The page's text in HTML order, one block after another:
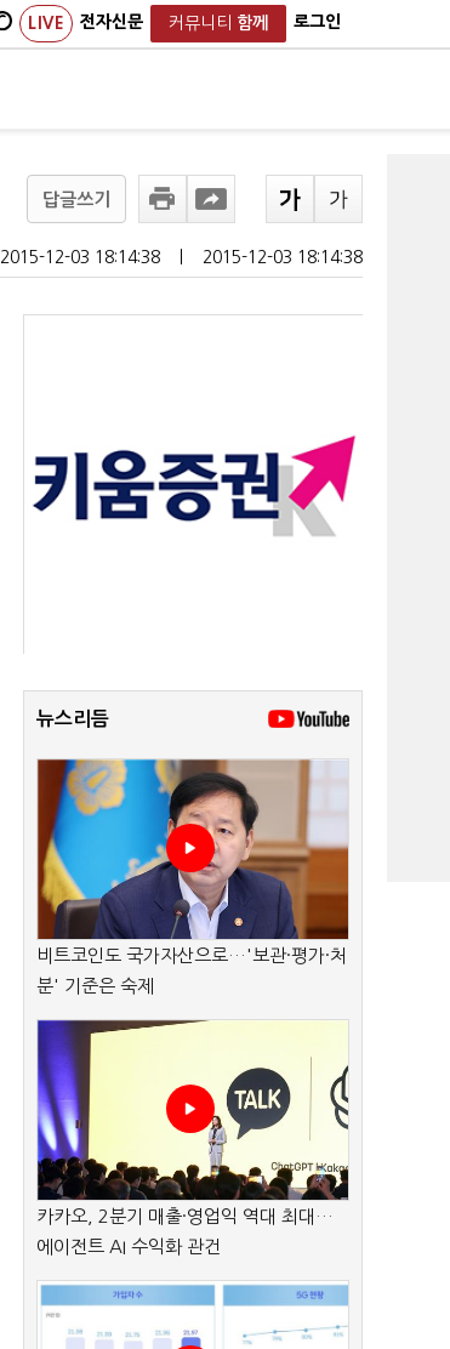
LIVE 전자신문 커뮤니티 함께 로그인
답글쓰기
2015-12-03 18:14:38 2015-12-03 18:14:38
뉴스리듬
비트코인도 국가자산으로…'보관·평가·처
분' 기준은 숙제
카카오, 2분기 매출·영업익 역대 최대…
에이전트 AI 수익화 관건